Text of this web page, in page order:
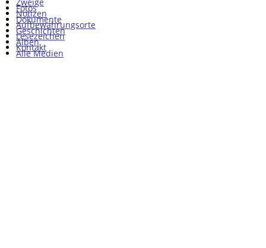
Fotos
Dokumente
Geschichten
Alben
Alle Medien
Notizen
Aufbewahrungsorte
Lesezeichen
Kontakt